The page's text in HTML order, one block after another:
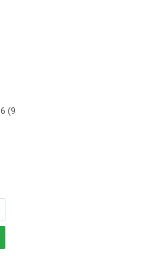
(9